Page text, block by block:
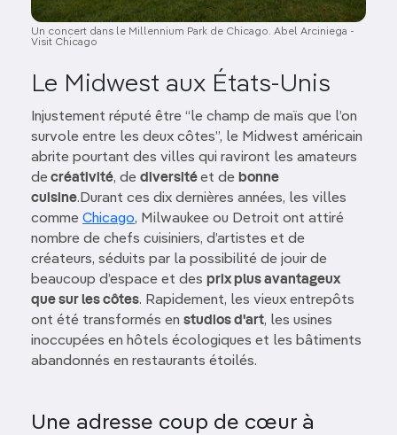
Un concert dans le Millennium Park de Chicago. Abel Arciniega -
Visit Chicago
Le Midwest aux États-Unis
Injustement réputé être “le champ de maïs que l’on
survole entre les deux côtes”, le Midwest américain
abrite pourtant des villes qui raviront les amateurs
decréativité, de diversitéet de bonne
cuisine.Durant ces dix dernières années, les villes
comme Chicago, Milwaukee ou Detroit ont attiré
nombre de chefs cuisiniers, d’artistes et de
créateurs, séduits par la possibilité de jouir de
beaucoup d’espace et des prix plus avantageux
que sur les côtes. Rapidement, les vieux entrepôts
ont été transformés en studios d'art, les usines
inoccupées en hôtels écologiques et les bâtiments
abandonnés en restaurants étoilés.
Une adresse coup de cœur à